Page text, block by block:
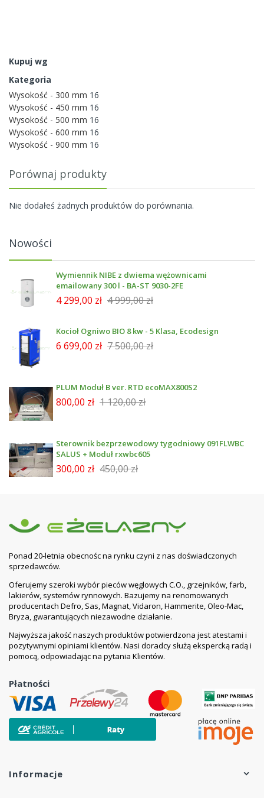
Kupuj wg
Kategoria
Wysokość - 300 mm 16
Wysokość - 450 mm 16
Wysokość - 500 mm 16
Wysokość - 600 mm 16
Wysokość - 900 mm 16
Porównaj produkty
Nie dodałeś żadnych produktów do porównania.
Nowości
Wymiennik NIBE z dwiema wężownicami
emailowany 300 l - BA-ST 9030-2FE
4 299,00 zł 4 999,00 zł
Kocioł Ogniwo BIO 8 kw - 5 Klasa, Ecodesign
6 699,00 zł 7 500,00 zł
PLUM Moduł B ver. RTD ecoMAX800S2
800,00 zł 1 120,00 zł
Sterownik bezprzewodowy tygodniowy 091FLWBC
SALUS + Moduł rxwbc605
300,00 zł 450,00 zł
Ponad 20-letnia obecnośc na rynku czyni z nas doświadczonych
sprzedawców.
Oferujemy szeroki wybór pieców węglowych C.O., grzejników, farb,
lakierów, systemów rynnowych. Bazujemy na renomowanych
producentach Defro, Sas, Magnat, Vidaron, Hammerite, Oleo-Mac,
Bryza, gwarantujących niezawodne działanie.
Najwyższa jakość naszych produktów potwierdzona jest atestami i
pozytywnymi opiniami klientów. Nasi doradcy służą ekspercką radą i
pomocą, odpowiadając na pytania Klientów.
Płatności
Informacje